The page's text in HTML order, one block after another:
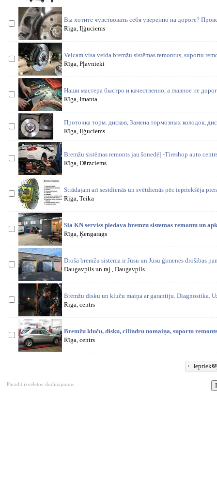
Вы хотите чувствовать себя уверенно на дороге?
Rīga, Iļģuciems
Veicam visa veida bremžu sistēmas remontus, suportu
Rīga, Pļavnieki
Наши мастера быстро и качественно, а главное не
Rīga, Imanta
Проточка торм. дисков, Замена тормозных колодок,
Rīga, Iļģuciems
Bremžu sistēmas remonts jau šonedēļ -Tireshop auto
Rīga, Dārzciems
Strādajam arī sestdienās un svētdienās pēc iepriekšēja
Rīga, Teika
Sia KN serviss piedava bremzu sistemas remontu un
Rīga, Ķengarags
Droša bremžu sistēma ir Jūsu un Jūsu ģimenes drošības
Daugavpils un raj., Daugavpils
Bremžu disku un kluču maiņa ar garantiju. Diagnostika.
Rīga, centrs
Bremžu kluču, disku, cilindru nomaiņa, suportu
Rīga, centrs
Parādīt izvēlētos sludinājumus